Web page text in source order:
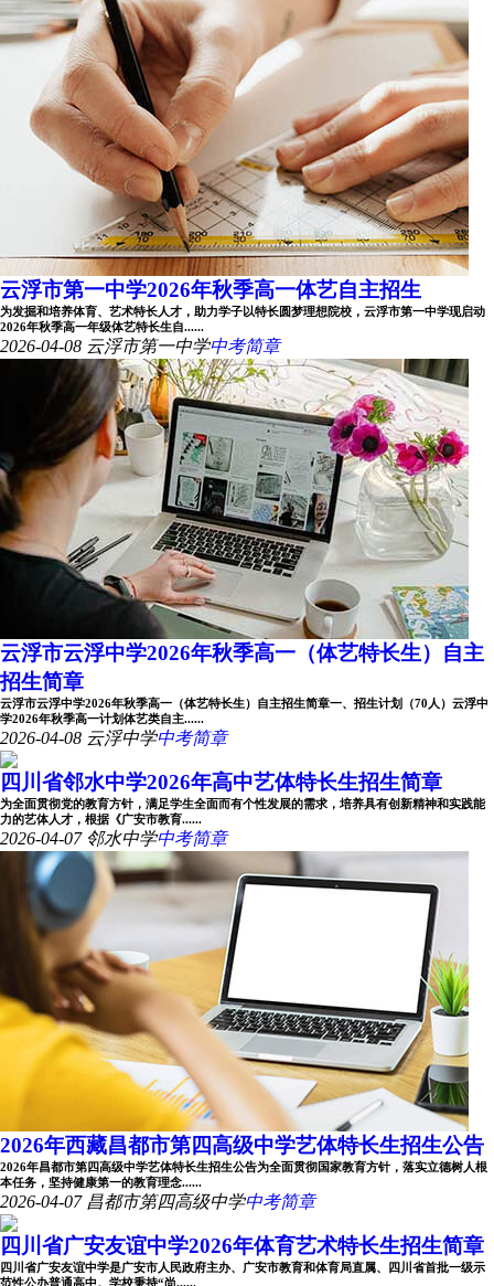
云浮市第一中学2026年秋季高一体艺自主招生
为发掘和培养体育、艺术特长人才，助力学子以特长圆梦理想院校，云浮市第一中学现启动
2026年秋季高一年级体艺特长生自......
2026-04-08 云浮市第一中学中考简章
云浮市云浮中学2026年秋季高一（体艺特长生）自主
招生简章
云浮市云浮中学2026年秋季高一（体艺特长生）自主招生简章一、招生计划（70人）云浮中
学2026年秋季高一计划体艺类自主......
2026-04-08 云浮中学中考简章
四川省邻水中学2026年高中艺体特长生招生简章
为全面贯彻党的教育方针，满足学生全面而有个性发展的需求，培养具有创新精神和实践能
力的艺体人才，根据《广安市教育......
2026-04-07 邻水中学中考简章
2026年西藏昌都市第四高级中学艺体特长生招生公告
2026年昌都市第四高级中学艺体特长生招生公告为全面贯彻国家教育方针，落实立德树人根
本任务，坚持健康第一的教育理念......
2026-04-07 昌都市第四高级中学中考简章
四川省广安友谊中学2026年体育艺术特长生招生简章
四川省广安友谊中学是广安市人民政府主办、广安市教育和体育局直属、四川省首批一级示
范性公办普通高中。学校秉持“尚......